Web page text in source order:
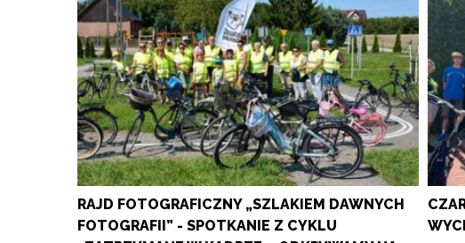
RAJD FOTOGRAFICZNY „SZLAKIEM DAWNYCH
FOTOGRAFII” - SPOTKANIE Z CYKLU